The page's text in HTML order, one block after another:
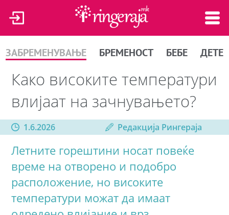
ЗАБРЕМЕНУВАЊЕ БРЕМЕНОСТ БЕБЕ ДЕТЕ
Како високите температури
влијаат на зачнувањето?
1.6.2026 Редакција Рингераја
Летните горештини носат повеќе
време на отворено и подобро
расположение, но високите
температури можат да имаат